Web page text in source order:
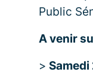
Public
A venir
> Samedi